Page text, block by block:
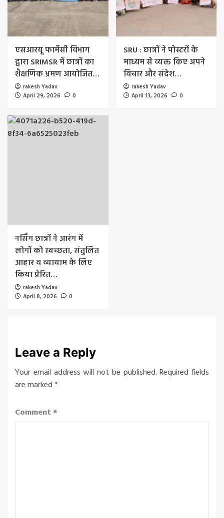
एसआरयू फार्मेसी विभाग
द्वारा SRIMSR में छात्रों का
शैक्षणिक भ्रमण आयोजित…
rakesh Yadav
April 29, 2026
0
SRU : छात्रों ने पोस्टरों के
माध्यम से व्यक्त किए अपने
विचार और संदेश…
rakesh Yadav
April 13, 2026
0
नर्सिंग छात्रों ने आरंग में
लोगों को स्वच्छता, संतुलित
आहार व व्यायाम के लिए
किया प्रेरित…
rakesh Yadav
April 8, 2026
0
Leave a Reply
Your email address will not be published. Required fields
are marked*
Comment*